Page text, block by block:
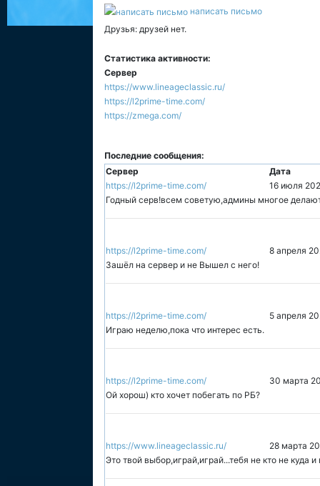
написать письмо
Друзья: друзей нет.
Статистика активности:
Сервер
https://www.lineageclassic.ru/
https://l2prime-time.com/
https://zmega.com/
Последние сообщения:
Сервер
Дата
https://l2prime-time.com/
16 июля
Годный серв!всем советую,админы многое
https://l2prime-time.com/
8 апреля
Зашёл на сервер и не Вышел с него!
https://l2prime-time.com/
5 апреля
Играю неделю,пока что интерес есть.
https://l2prime-time.com/
30 марта
Ой хорош) кто хочет побегать по РБ?
https://www.lineageclassic.ru/
28 марта
Это твой выбор,играй,играй...тебя не кто не куда и